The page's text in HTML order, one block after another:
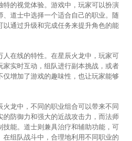
特的视觉体验。游戏中，玩家可以扮演
、道士中选择一个适合自己的职业。随
以通过升级和完成任务来提升角色的能
人在线的特性。在星辰火龙中，玩家可
家实时互动，组队进行副本挑战，或者
增加了游戏的趣味性，也让玩家能够
火龙中，不同的职业组合可以带来不同
的防御力和强大的近战攻击力，而法师
技能。道士则兼具治疗和辅助功能，可
在组队战斗中，合理地利用不同职业的